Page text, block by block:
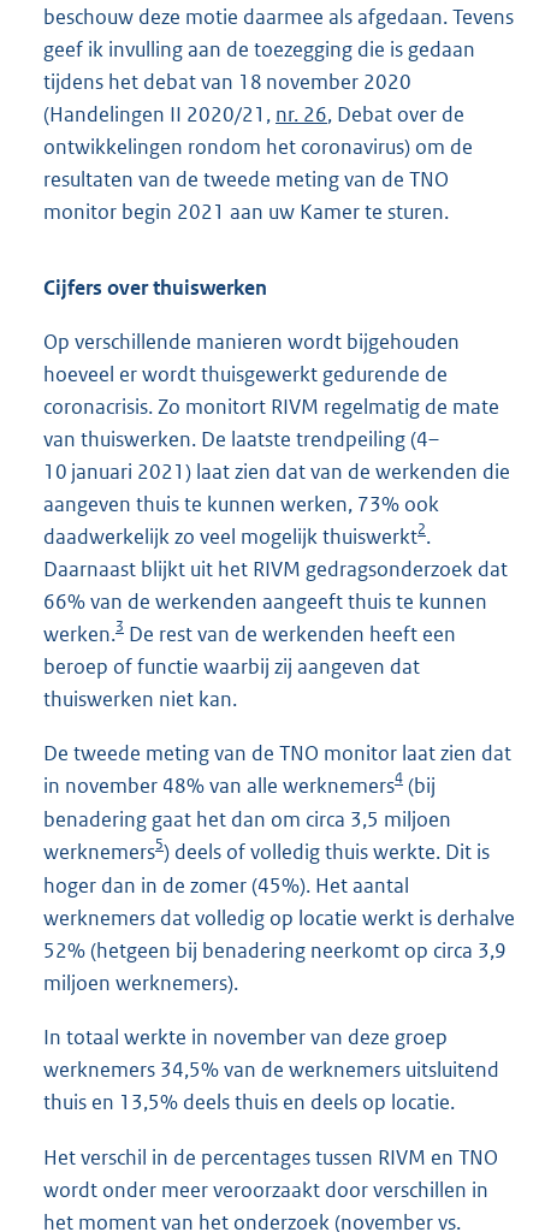
beschouw deze motie daarmee als afgedaan. Tevens
geef ik invulling aan de toezegging die is gedaan
tijdens het debat van 18 november 2020
(Handelingen II 2020/21, nr. 26, Debat over de
ontwikkelingen rondom het coronavirus) om de
resultaten van de tweede meting van de TNO
monitor begin 2021 aan uw Kamer te sturen.
Cijfers over thuiswerken
Op verschillende manieren wordt bijgehouden
hoeveel er wordt thuisgewerkt gedurende de
coronacrisis. Zo monitort RIVM regelmatig de mate
van thuiswerken. De laatste trendpeiling (4–
10 januari 2021) laat zien dat van de werkenden die
aangeven thuis te kunnen werken, 73% ook
daadwerkelijk zo veel mogelijk thuiswerkt2.
Daarnaast blijkt uit het RIVM gedragsonderzoek dat
66% van de werkenden aangeeft thuis te kunnen
werken.3 De rest van de werkenden heeft een
beroep of functie waarbij zij aangeven dat
thuiswerken niet kan.
De tweede meting van de TNO monitor laat zien dat
in november 48% van alle werknemers4 (bij
benadering gaat het dan om circa 3,5 miljoen
werknemers5) deels of volledig thuis werkte. Dit is
hoger dan in de zomer (45%). Het aantal
werknemers dat volledig op locatie werkt is derhalve
52% (hetgeen bij benadering neerkomt op circa 3,9
miljoen werknemers).
In totaal werkte in november van deze groep
werknemers 34,5% van de werknemers uitsluitend
thuis en 13,5% deels thuis en deels op locatie.
Het verschil in de percentages tussen RIVM en TNO
wordt onder meer veroorzaakt door verschillen in
het moment van het onderzoek (november vs.